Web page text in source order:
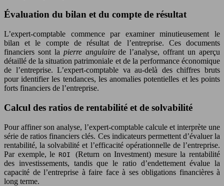
Évaluation du bilan et du compte de résultat
L’expert-comptable commence par examiner minutieusement le
bilan et le compte de résultat de l’entreprise. Ces documents
financiers sont la pierre angulairede l’analyse, offrant un aperçu
détaillé de la situation patrimoniale et de la performance économique
de l’entreprise. L’expert-comptable va au-delà des chiffres bruts
pour identifier les tendances, les anomalies potentielles et les points
forts financiers de l’entreprise.
Calcul des ratios de rentabilité et de solvabilité
Pour affiner son analyse, l’expert-comptable calcule et interprète une
série de ratios financiers clés. Ces indicateurs permettent d’évaluer la
rentabilité, la solvabilité et l’efficacité opérationnelle de l’entreprise.
Par exemple, le ROI(Return on Investment) mesure la rentabilité
des investissements, tandis que le ratio d’endettement évalue la
capacité de l’entreprise à faire face à ses obligations financières à
long terme.